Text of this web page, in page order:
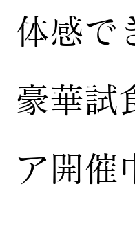
体感で
豪華試
ア開催